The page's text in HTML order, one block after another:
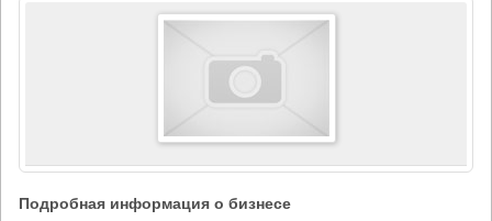
Подробная информация о бизнесе